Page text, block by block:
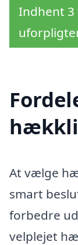
Indhent 3
At vælge
smart
forbedre
velplejet